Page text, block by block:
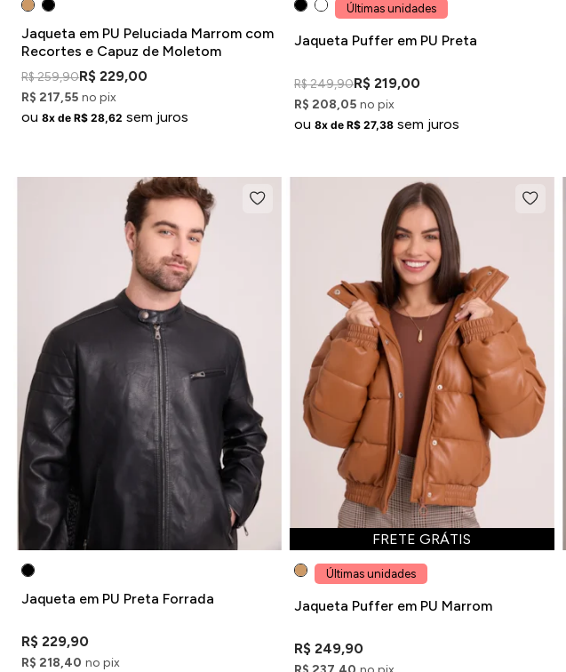
Jaqueta em PU Peluciada Marrom com
Recortes e Capuz de Moletom
R$ 259,90R$ 229,00
R$ 217,55 no pix
ou8x de R$ 28,62 sem juros
Últimas unidades
Jaqueta Puffer em PU Preta
R$ 249,90R$ 219,00
R$ 208,05 no pix
ou8x de R$ 27,38 sem juros
Jaqueta em PU Preta Forrada
R$ 229,90
R$ 218,40 no pix
FRETE GRÁTIS
Últimas unidades
Jaqueta Puffer em PU Marrom
R$ 249,90